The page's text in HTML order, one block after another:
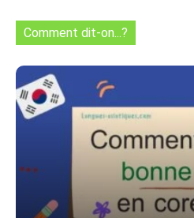
Comment dit-on...?